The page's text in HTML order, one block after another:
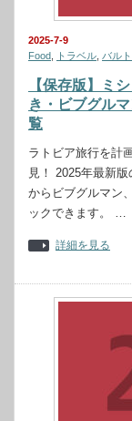
2025-7-9
Food
トラベル バル
【保存版】ミ
き・ビブグル
覧
ラトビア旅行を計
見！ 2025年最新
からビブグルマン
ックできます。 …
詳細を見る